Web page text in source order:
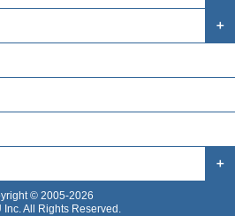
＋
＋
© 2005-2026
Inc. All Rights Reserved.